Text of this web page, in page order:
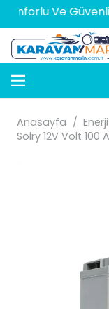
Ve Güvenli
Anasayfa /
Solry 12V Volt 100